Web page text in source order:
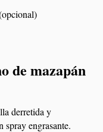
de mazapán
derretida y
engrasante.